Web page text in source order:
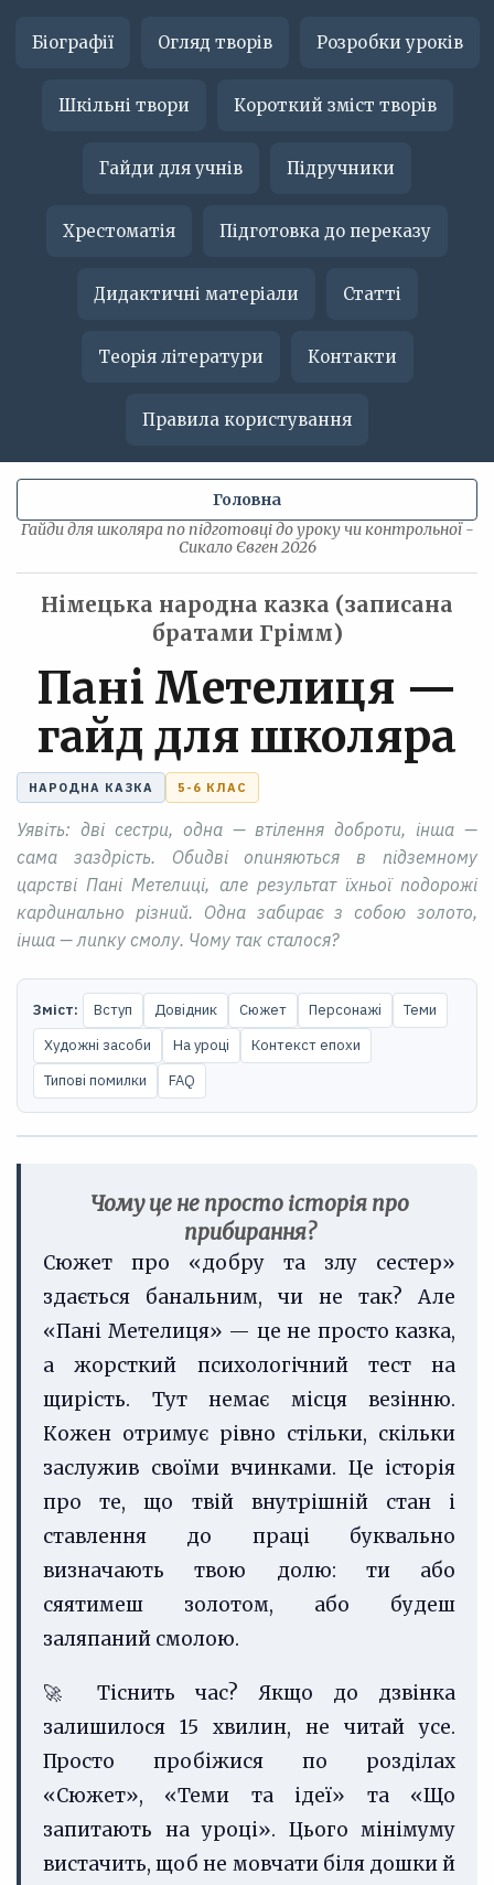
Біографії Огляд творів Розробки уроків
Шкільні твори Короткий зміст творів
Гайди для учнів Підручники
Хрестоматія Підготовка до переказу
Дидактичні матеріали Статті
Теорія літератури Контакти
Правила користування
Гайди для школяра по підготовці до уроку чи контрольної -
Сикало Євген 2026
Головна
Німецька народна казка (записана
братами Грімм)
Пані Метелиця —
гайд для школяра
НАРОДНА КАЗКА 5-6 КЛАС
Уявіть: дві сестри, одна — втілення доброти, інша —
сама заздрість. Обидві опиняються в підземному
царстві Пані Метелиці, але результат їхньої подорожі
кардинально різний. Одна забирає з собою золото,
інша — липку смолу. Чому так сталося?
Зміст: Вступ Довідник Сюжет Персонажі
Теми
Художні засоби
На уроці
Контекст епохи
Типові помилки
FAQ
Чому це не просто історія про
прибирання?
Сюжет про «добру та злу сестер»
здається банальним, чи не так? Але
«Пані Метелиця» — це не просто казка,
а жорсткий психологічний тест на
щирість. Тут немає місця везінню.
Кожен отримує рівно стільки, скільки
заслужив своїми вчинками. Це історія
про те, що твій внутрішній стан і
ставлення до праці буквально
визначають твою долю: ти або
сяятимеш золотом, або будеш
заляпаний смолою.
🚀 Тіснить час? Якщо до дзвінка
залишилося 15 хвилин, не читай усе.
Просто пробіжися по розділах
«Сюжет», «Теми та ідеї» та «Що
запитають на уроці». Цього мінімуму
вистачить, щоб не мовчати біля дошки й